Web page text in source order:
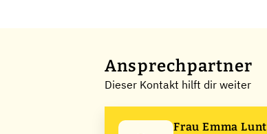
Ansprechpartner
Dieser Kontakt hilft dir weiter
Frau Emma Lunt